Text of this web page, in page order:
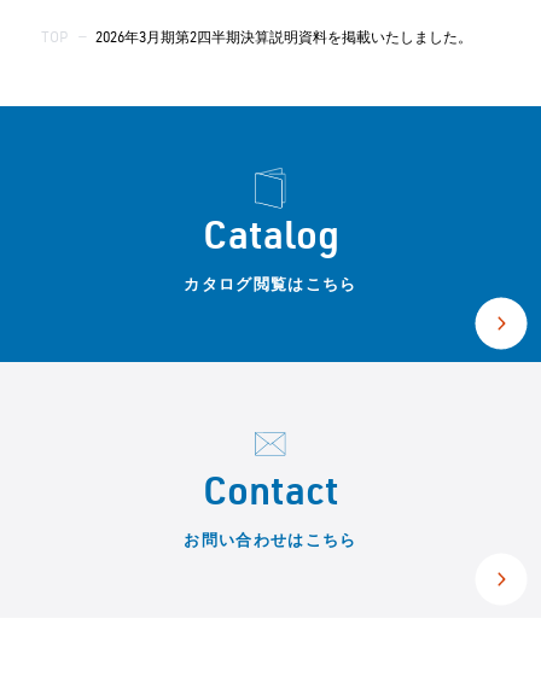
TOP — 2026年3月期第2四半期決算説明資料を掲載いたしました。
Catalog
カタログ閲覧はこちら
Contact
お問い合わせはこちら